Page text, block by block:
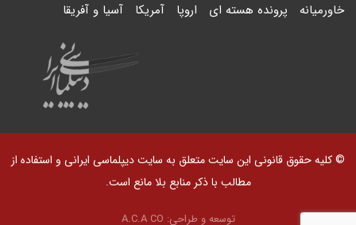
خاورمیانه پرونده هسته ای اروپا آمریکا آسیا و آفریقا
© کلیه حقوق قانونی این سایت متعلق به سایت دیپلماسی ایرانی و استفاده از
مطالب با ذکر منابع بلا مانع است.
توسعه و طراحی: A.C.A CO